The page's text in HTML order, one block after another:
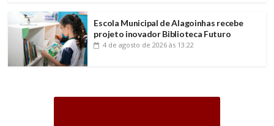
Escola Municipal de Alagoinhas recebe
projeto inovador Biblioteca Futuro
4 de agosto de 2026 às 13:22